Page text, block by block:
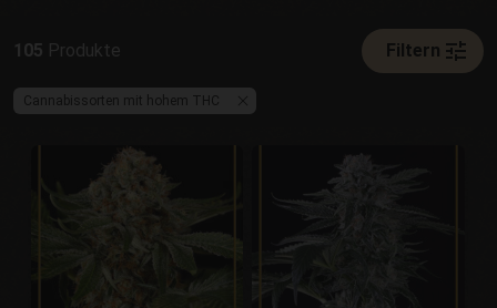
105 Produkte Filtern tune
Cannabissorten mit hohem THC